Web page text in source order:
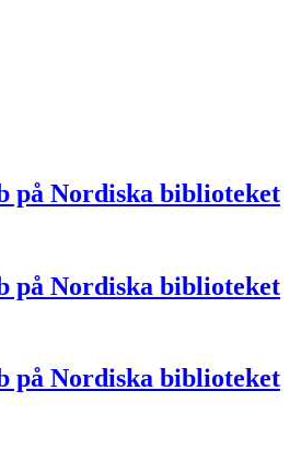
på Nordiska biblioteket
på Nordiska biblioteket
på Nordiska biblioteket